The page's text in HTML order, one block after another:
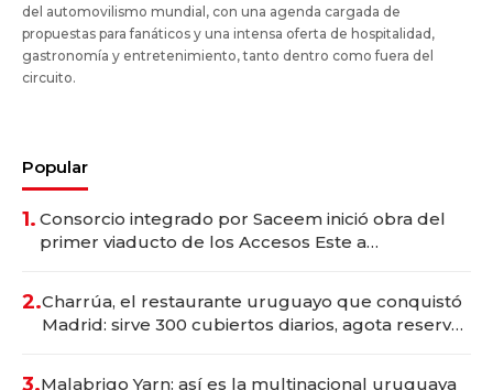
del automovilismo mundial, con una agenda cargada de
propuestas para fanáticos y una intensa oferta de hospitalidad,
gastronomía y entretenimiento, tanto dentro como fuera del
circuito.
Popular
1. Consorcio integrado por Saceem inició obra del
primer viaducto de los Accesos Este a
2.Charrúa, el restaurante uruguayo que conquistó
Madrid: sirve 300 cubiertos diarios, agota reservas
3.Malabrigo Yarn: así es la multinacional uruguaya